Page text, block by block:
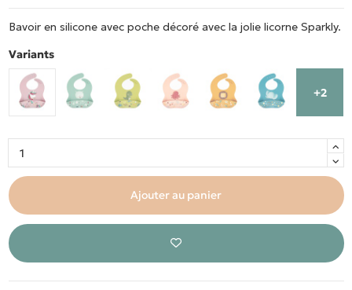
Bavoir en silicone avec poche décoré avec la jolie licorne Sparkly.
Variants
+2
Ajouter au panier